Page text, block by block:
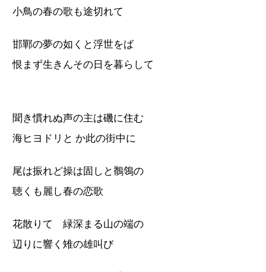
小鳥の春の歌も途切れて
邯鄲の夢の如くと浮世をば
恨まず生きんその日を暮らして
聞き慣れぬ声の主は磯に住む
海ヒヨドリと か此の街中に
尾は振れど操は固しと鶺鴒の
聴くも麗し春の恋歌
花散りて 緑深まる山の端の
辺りに響く雉の雄叫び